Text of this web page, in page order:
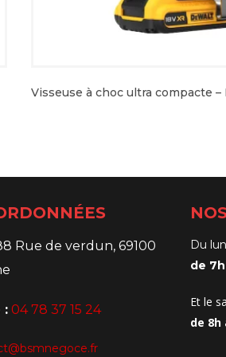
Visseuse à choc ultra compacte
Rue de verdun, 69100
: 04 78 37 15 24
Du
de
Et le
de 8h